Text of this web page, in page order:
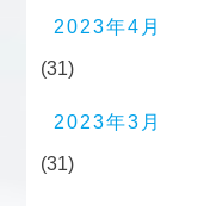
2023年4月
(31)
2023年3月
(31)